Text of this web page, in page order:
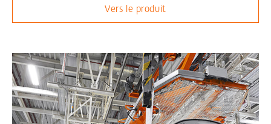
Vers le produit